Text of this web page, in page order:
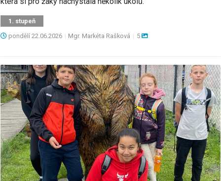
1. stupeň
pondělí 22.06.2026 | Mgr. Markéta Rašková | 5